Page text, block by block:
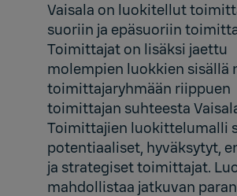
Vaisala on luokitellut
suoriin ja epäsuoriin
Toimittajat on lisäksi jaettu
molempien luokkien sisällä
toimittajaryhmään riippuen
toimittajan suhteesta
Toimittajien luokittelumalli
potentiaaliset, hyväksytyt,
ja strategiset toimittajat.
mahdollistaa jatkuvan